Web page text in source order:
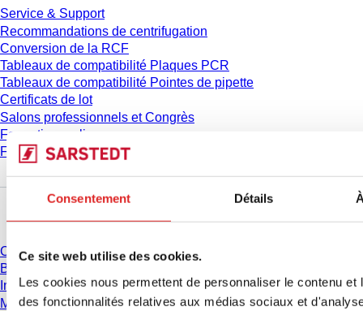
Consentement Détails
Ce site web utilise des cookies.
Les cookies nous permettent de personnaliser le contenu et
des fonctionnalités relatives aux médias sociaux et
Service & Support
Recommandations de centrifugation
Conversion de la RCF
Tableaux de compatibilité Plaques PCR
Tableaux de compatibilité Pointes de pipette
Certificats de lot
Salons professionnels et Congrès
Formation en ligne
FAQ
Téléchargement
Catalogue
Brochures
Informations utilisateur
Mode d'emploi